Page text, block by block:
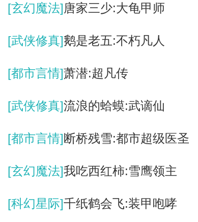
[玄幻魔法]唐家三少:大龟甲师
[武侠修真]鹅是老五:不朽凡人
[都市言情]萧潜:超凡传
[武侠修真]流浪的蛤蟆:武谪仙
[都市言情]断桥残雪:都市超级医圣
[玄幻魔法]我吃西红柿:雪鹰领主
[科幻星际]千纸鹤会飞:装甲咆哮